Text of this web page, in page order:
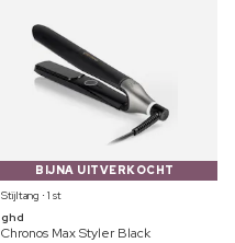
BIJNA UITVERKOCHT
Stijltang ⋅ 1 st
ghd
Chronos Max Styler Black